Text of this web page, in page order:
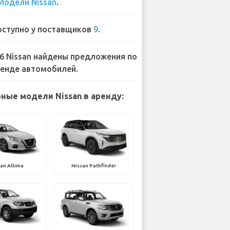
Nissan.
у поставщиков 9.
Nissan найдены предложения по
автомобилей.
модели Nissan в аренду:
Altima Nissan Pathfinder